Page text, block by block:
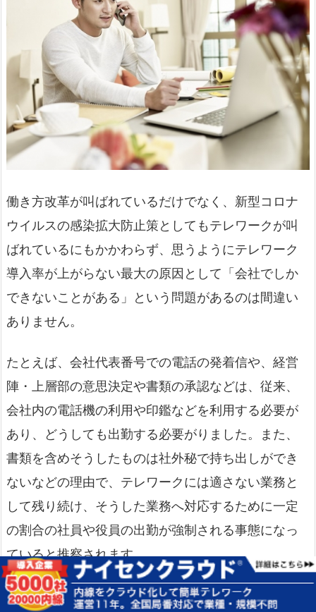
働き方改革が叫ばれているだけでなく、新型コロナ
ウイルスの感染拡大防止策としてもテレワークが叫
ばれているにもかかわらず、思うようにテレワーク
導入率が上がらない最大の原因として「会社でしか
できないことがある」という問題があるのは間違い
ありません。
たとえば、会社代表番号での電話の発着信や、経営
陣・上層部の意思決定や書類の承認などは、従来、
会社内の電話機の利用や印鑑などを利用する必要が
あり、どうしても出勤する必要がりました。また、
書類を含めそうしたものは社外秘で持ち出しができ
ないなどの理由で、テレワークには適さない業務と
して残り続け、そうした業務へ対応するために一定
の割合の社員や役員の出勤が強制される事態になっ
ていると推察されます。
こうした時に、先述の通り書類に関しては電子署